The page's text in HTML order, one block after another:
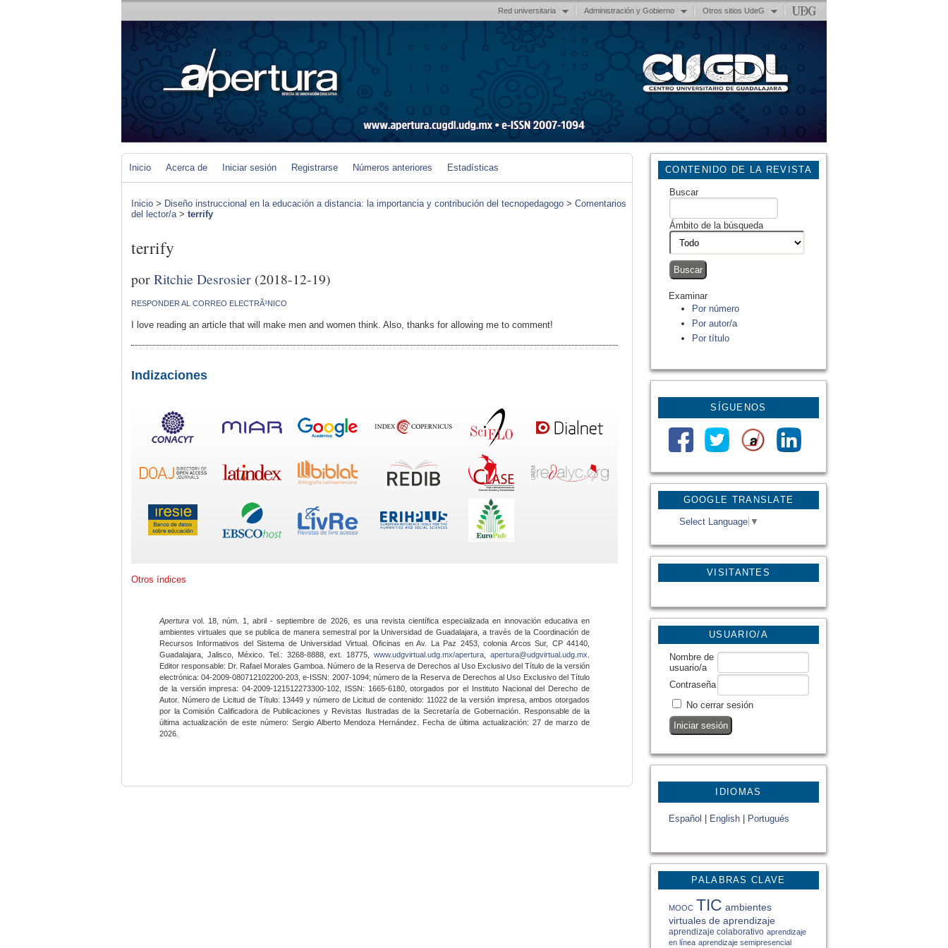
Red universitaria Administración y Gobierno Otros sitios UdeG
GOOGLE TRANSLATE
Select Language ▼
VISITANTES
CONTENIDO DE LA REVISTA
Buscar
Ámbito de la búsqueda
Examinar
Por número
Por autor/a
Por título
SÍGUENOS
USUARIO/A
Nombre de
usuario/a
Contraseña
No cerrar sesión
IDIOMAS
Español English Portugués
PALABRAS CLAVE
MOOC TIC ambientes
virtuales de aprendizaje
aprendizaje colaborativo aprendizaje
en línea aprendizaje semipresencial
Inicio Acerca de Iniciar sesión Registrarse Números anteriores Estadísticas
Inicio > Diseño instruccional en la educación a distancia: la importancia y contribución del tecnopedagogo > Comentarios
del lector/a> terrify
terrify
porRitchie Desrosier (2018-12-19)
RESPONDER AL CORREO ELECTRÃ³NICO
I love reading an article that will make men and women think. Also, thanks for allowing me to comment!
Indizaciones
Otros índices
Apertura vol. 18, núm. 1, abril - septiembre de 2026, es una revista científica especializada en innovación educativa en
ambientes virtuales que se publica de manera semestral por la Universidad de Guadalajara, a través de la Coordinación de
Recursos Informativos del Sistema de Universidad Virtual. Oficinas en Av. La Paz 2453, colonia Arcos Sur, CP 44140,
Guadalajara, Jalisco, México. Tel.: 3268-8888, ext. 18775,www.udgvirtual.udg.mx/apertura apertura@udgvirtual.udg.mx
Editor responsable: Dr. Rafael Morales Gamboa. Número de la Reserva de Derechos al Uso Exclusivo del Título de la versión
electrónica: 04-2009-080712102200-203, e-ISSN: 2007-1094; número de la Reserva de Derechos al Uso Exclusivo del Título
de la versión impresa: 04-2009-121512273300-102, ISSN: 1665-6180, otorgados por el Instituto Nacional del Derecho de
Autor. Número de Licitud de Título: 13449 y número de Licitud de contenido: 11022 de la versión impresa, ambos otorgados
por la Comisión Calificadora de Publicaciones y Revistas Ilustradas de la Secretaría de Gobernación. Responsable de la
última actualización de este número: Sergio Alberto Mendoza Hernández. Fecha de última actualización: 27 de marzo de
2026.